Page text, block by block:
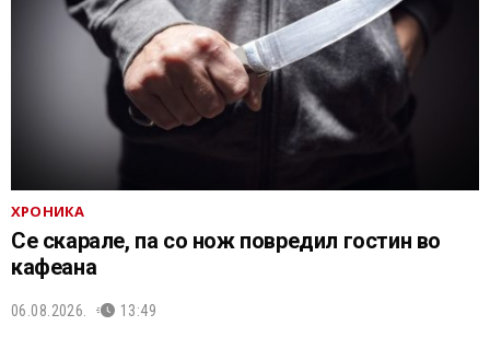
ХРОНИКА
Се скарале, па со нож повредил гостин во
кафеана
06.08.2026. 13:49